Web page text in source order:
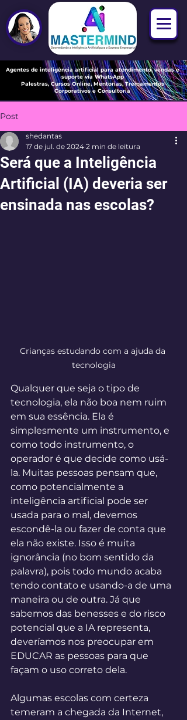
Agentes de inteligência artificial para atendimento, vendas e
suporte via WhatsApp
Palestras, Cursos Online, Mentorias, Treinamentos
Corporativos e Consultoria
Post
Será que a Inteligência
Artificial (IA) deveria ser
ensinada nas escolas?
shedantas
17 de jul. de 2024 2 min de leitura
Crianças estudando com a ajuda da
tecnologia
Qualquer que seja o tipo de
tecnologia, ela não boa nem ruim
em sua essência. Ela é
simplesmente um instrumento, e
como todo instrumento, o
operador é que decide como usá-
la. Muitas pessoas pensam que,
como potencialmente a
inteligência artificial pode ser
usada para o mal, devemos
escondê-la ou fazer de conta que
ela não existe. Isso é muita
ignorância (no bom sentido da
palavra), pois todo mundo acaba
tendo contato e usando-a de uma
maneira ou de outra. Já que
sabemos das benesses e do risco
potencial que a IA representa,
deveríamos nos preocupar em
EDUCAR as pessoas para que
façam o uso correto dela.
Algumas escolas com certeza
temeram a chegada da Internet,